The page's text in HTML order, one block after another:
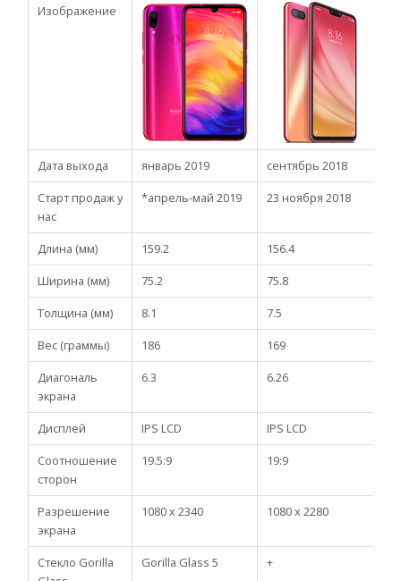
Название
модели
Redmi Note 7 Xiaomi Mi 8 Lite
Изображение
Дата выхода январь 2019 сентябрь 2018
Старт продаж у
нас
*апрель-май 2019 23 ноября 2018
Длина (мм)
159.2 156.4
Ширина (мм)
75.2 75.8
Толщина (мм)
8.1 7.5
Вес (граммы)
186 169
Диагональ
экрана
6.3 6.26
Дисплей IPS LCD IPS LCD
Соотношение
сторон
19.5:9 19:9
Разрешение
экрана
1080 x 2340 1080 x 2280
Стекло Gorilla
Gorilla Glass 5 +